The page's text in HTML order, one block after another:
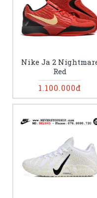
Nike Ja 2
Red
1.100.000đ